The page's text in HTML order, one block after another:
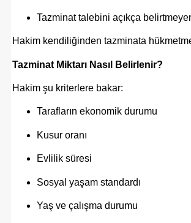
Tazminat talebini açıkça
Hakim kendiliğinden tazminata
Tazminat Miktarı Nasıl Belirlenir?
Hakim şu kriterlere bakar:
Tarafların ekonomik durumu
Kusur oranı
Evlilik süresi
Sosyal yaşam standardı
Yaş ve çalışma durumu